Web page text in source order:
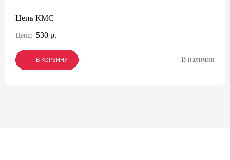
Цепь КМС
Цена: 530 р.
В КОРЗИНУ
В КОРЗИНУ
В КОРЗИНУ В наличии